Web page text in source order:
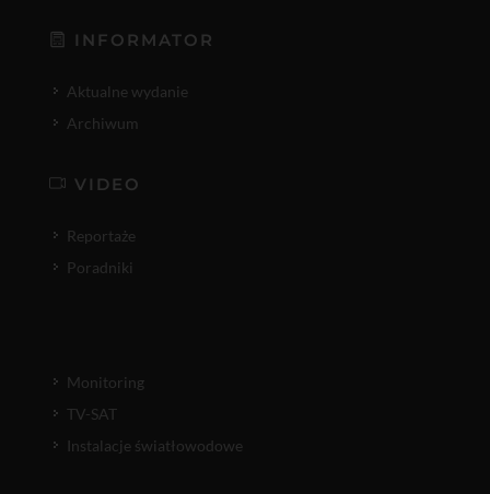
INFORMATOR
Aktualne wydanie
Archiwum
VIDEO
Reportaże
Poradniki
Monitoring
TV-SAT
Instalacje światłowodowe